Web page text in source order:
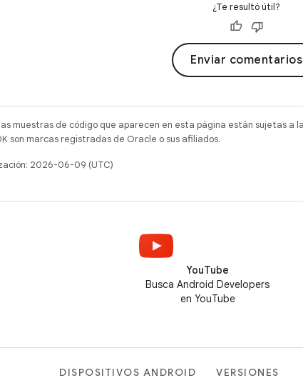
¿Te resultó útil?
Enviar comentarios
muestras de código que aparecen en esta página están sujetas a
son marcas registradas de Oracle o sus afiliados.
2026-06-09 (UTC)
YouTube
Busca Android Developers
en YouTube
DISPOSITIVOS ANDROID VERSIONES